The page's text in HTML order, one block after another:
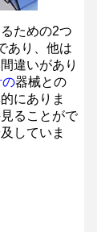
ための2つ
あり、他は
違いがあり
の器械との
にありま
ることがで
していま